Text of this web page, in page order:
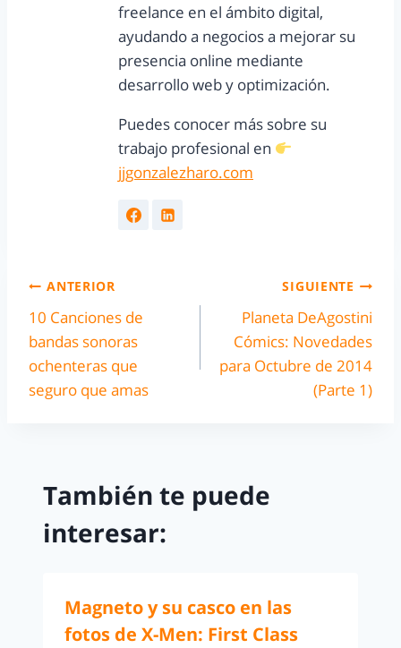
freelance en el ámbito digital,
ayudando a negocios a mejorar su
presencia online mediante
desarrollo web y optimización.
Puedes conocer más sobre su
trabajo profesional en
jjgonzalezharo.com
ANTERIOR
10 Canciones de
bandas sonoras
ochenteras que
seguro que amas
SIGUIENTE
Planeta DeAgostini
Cómics: Novedades
para Octubre de 2014
(Parte 1)
También te puede
interesar:
Magneto y su casco en las
fotos de X-Men: First Class